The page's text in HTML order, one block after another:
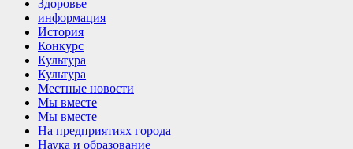
Здоровье
информация
История
Конкурс
Культура
Культура
Местные новости
Мы вместе
Мы вместе
На предприятиях города
Наука и образование